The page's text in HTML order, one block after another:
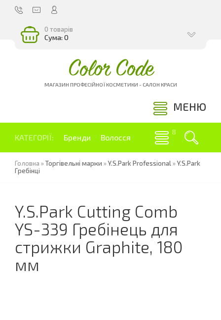
0 товарів
Сума: 0
Color Code
МАГАЗИН ПРОФЕСІЙНОЇ КОСМЕТИКИ - САЛОН КРАСИ
МЕНЮ
КАТЕГОРІЇ: Бренди Волосся
Головна »Торгівельні марки »Y.S.Park Professional »Y.S.Park
Гребінці
Y.S.Park Cutting Comb
YS-339 Гребінець для
стрижки Graphite, 180
мм